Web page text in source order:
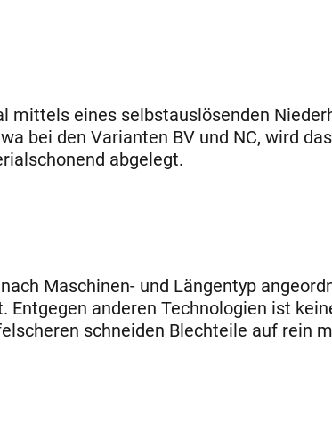
mittels eines selbstauslösenden
bei den Varianten BV und NC, wird
abgelegt.
Maschinen- und Längentyp
anderen Technologien ist
schneiden Blechteile auf rein